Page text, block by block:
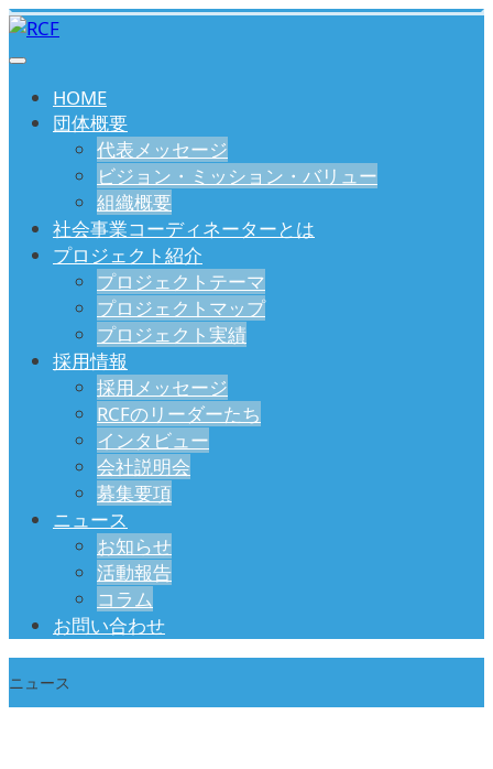
HOME
団体概要
代表メッセージ
ビジョン・ミッション・バリュー
組織概要
社会事業コーディネーターとは
プロジェクト紹介
プロジェクトテーマ
プロジェクトマップ
プロジェクト実績
採用情報
採用メッセージ
RCFのリーダーたち
インタビュー
会社説明会
募集要項
ニュース
お知らせ
活動報告
コラム
お問い合わせ
ニュース